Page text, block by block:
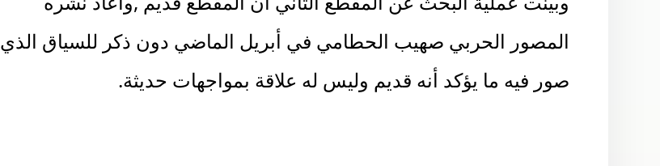
المصور الحربي صهيب الحطامي في أبريل الماضي دون ذكر للسياق الذي
صور فيه ما يؤكد أنه قديم وليس له علاقة بمواجهات حديثة.